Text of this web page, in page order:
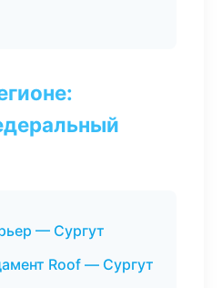
— Сургут
Roof — Сургут